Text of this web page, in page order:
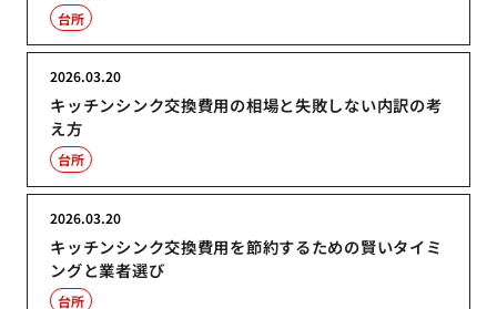
台所
キッチンシンク交換費用の相場と失敗しない内訳の考
え方
2026.03.20
台所
キッチンシンク交換費用を節約するための賢いタイミ
ングと業者選び
2026.03.20
台所